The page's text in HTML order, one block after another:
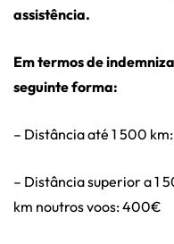
assistência.
Em termos de
seguinte forma:
– Distância até 1 500
– Distância superior a 1
km noutros voos: 400€